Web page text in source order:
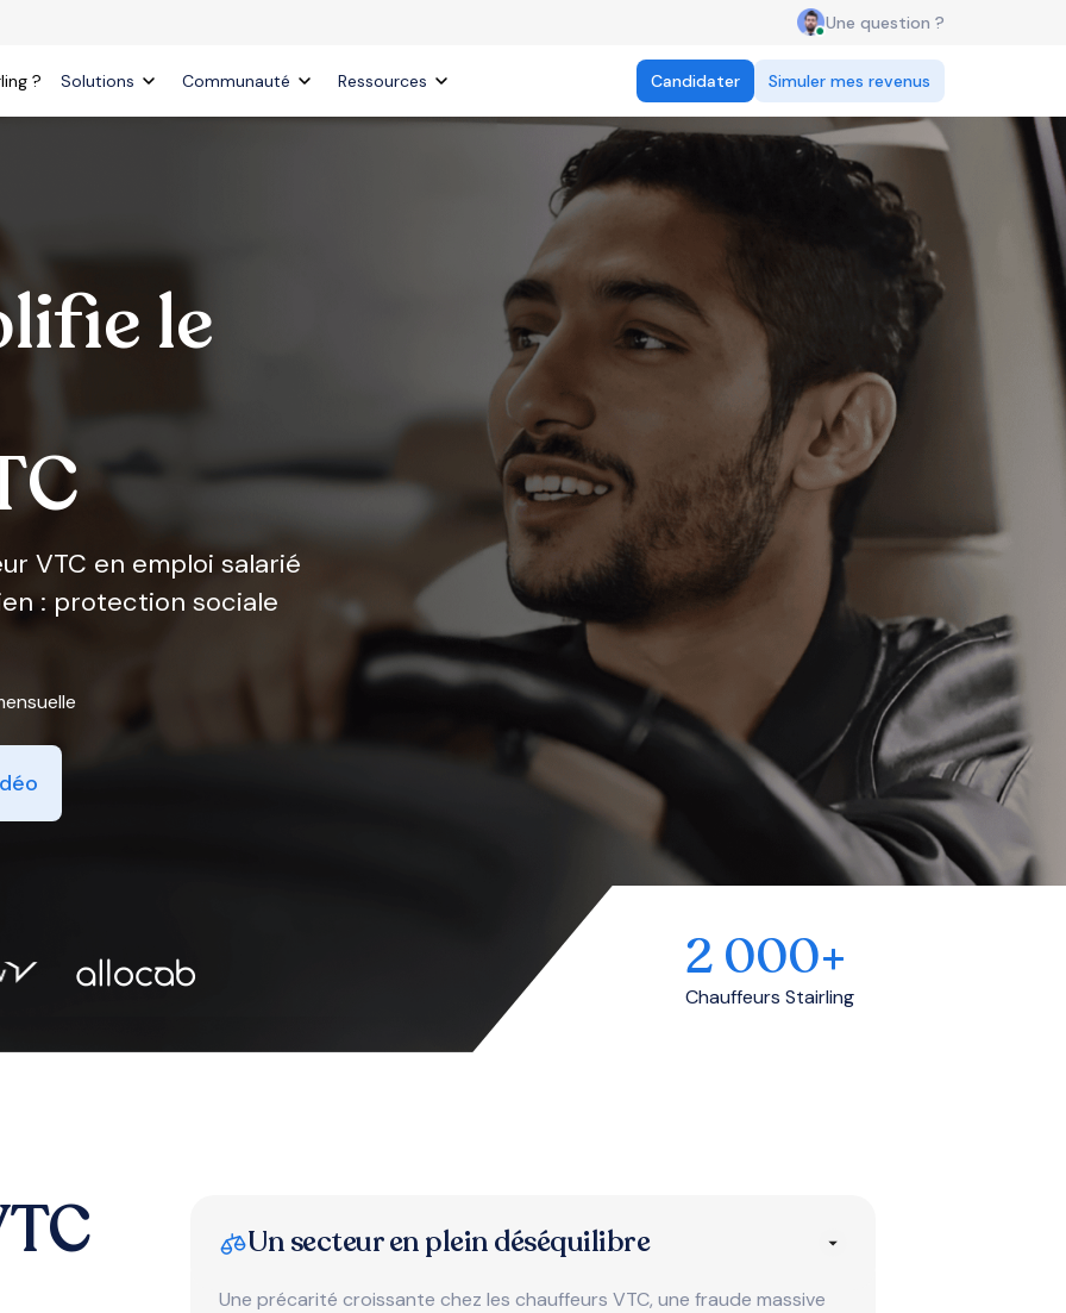
Une question ?
? Solutions Communauté Ressources Candidater Simuler mes revenus
le
VTC en emploi salarié
: protection sociale
2 000+
Chauffeurs Stairling
Un secteur en plein déséquilibre
Une précarité croissante chez les chauffeurs VTC, une fraude massive